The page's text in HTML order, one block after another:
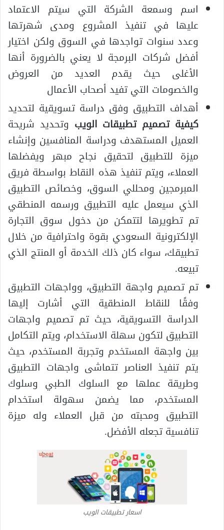
اسم وسمعة الشركة التي سيتم الاعتماد
عليها في تنفيذ المشروع ومدى شهرتها
وعدد سنوات تواجدها في السوق ولكن اختيار
أفضل شركات البرمجة لا يعني بالضرورة أنها
الأغلى حيث يقدم العديد من العروض
والخصومات التي تفيد أصحاب الأعمال
أهداف التطبيق وفق دراسة تسويقية لتحديد
كيفية تصميم تطبيقات الويب وتحديد شريحة
العميل المستهدف ودراسة المنافسين وإنشاء
ميزة للتطبيق لتحقيق نجاح مبهر ويفضلها
العملاء، ويتم تنفيذ هذه النقاط بواسطة فريق
المبرمجين ومحللي السوق، وخصائص التطبيق
الذي سيعمل عليه التطبيق ورسمه المنطقي
تم تطويرها لتتمكن من دخول سوق التجارة
الإلكترونية السعودي بقوة واحترافية من خلال
تطبيقك، سواء كان ذلك الخدمة أو المنتج الذي
تبيعه.
تم تصميم واجهة التطبيق، وواجهات التطبيق
وفقًا للنقاط المنطقية التي أشارت إليها
الدراسة التسويقية، حيث تم تصميم واجهات
التطبيق لتكون سهلة الاستخدام، ويتم التكامل
بين واجهة المستخدم وتجربة المستخدم، حيث
يتم تنفيذ العناصر تتماشى واجهات التطبيق
وطريقة عملها مع السلوك الطبي وسلوك
المستخدم، مما يضمن سهولة استخدام
التطبيق ومحبته من قبل العملاء وله ميزة
تنافسية تجعله الأفضل.
اسعار تطبيقات الويب